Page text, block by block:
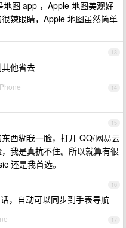
图 app ，Apple 地图美观好
辣眼睛，Apple 地图虽然简单
13
他省去
14
15
西糊我一脸，打开 QQ/网易云
我是真抗不住。所以就算有很
还是我首选。
16
，自动可以同步到手表导航
17